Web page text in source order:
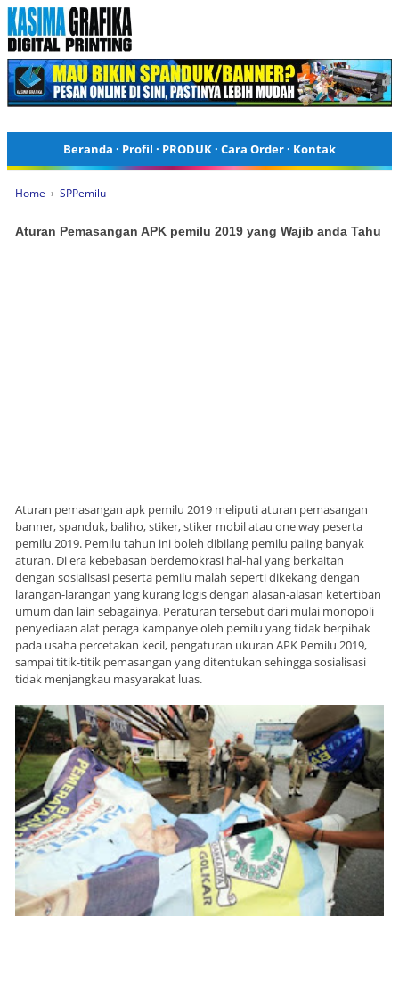
Beranda · Profil · PRODUK· Cara Order· Kontak
Home › SPPemilu
Aturan Pemasangan APK pemilu 2019 yang Wajib anda Tahu
Aturan pemasangan apk pemilu 2019 meliputi aturan pemasangan
banner, spanduk, baliho, stiker, stiker mobil atau one way peserta
pemilu 2019. Pemilu tahun ini boleh dibilang pemilu paling banyak
aturan. Di era kebebasan berdemokrasi hal-hal yang berkaitan
dengan sosialisasi peserta pemilu malah seperti dikekang dengan
larangan-larangan yang kurang logis dengan alasan-alasan ketertiban
umum dan lain sebagainya. Peraturan tersebut dari mulai monopoli
penyediaan alat peraga kampanye oleh pemilu yang tidak berpihak
pada usaha percetakan kecil, pengaturan ukuran APK Pemilu 2019,
sampai titik-titik pemasangan yang ditentukan sehingga sosialisasi
tidak menjangkau masyarakat luas.